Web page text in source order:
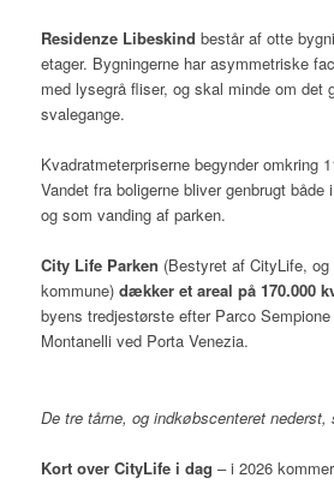
Residenze Libeskind består af otte
etager. Bygningerne har asymmetriske
med lysegrå fliser, og skal minde om det
svalegange.
Kvadratmeterpriserne begynder omkring
Vandet fra boligerne bliver genbrugt både
og som vanding af parken.
City Life Parken (Bestyret af CityLife,
kommune) dækker et areal på 170.000
byens tredjestørste efter Parco
Montanelli ved Porta Venezia.
De tre tårne, og indkøbscenteret nederst,
Kort over CityLife i dag – i 2026